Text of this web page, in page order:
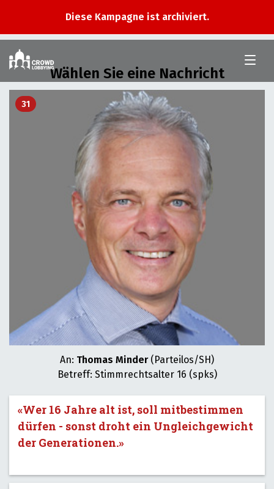
Diese Kampagne ist archiviert.
Ständerat
Wählen Sie eine Nachricht
31
An: Thomas Minder(Parteilos/SH)
Betreff: Stimmrechtsalter 16 (spks)
«Wer 16 Jahre alt ist, soll mitbestimmen
dürfen - sonst droht ein Ungleichgewicht
der Generationen.»